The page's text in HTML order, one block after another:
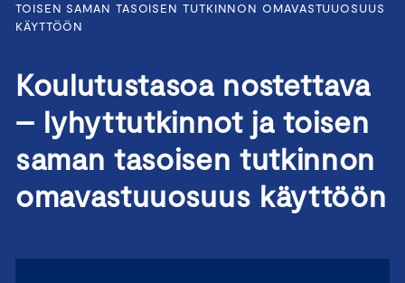
TOISEN SAMAN TASOISEN TUTKINNON OMAVASTUUOSUUS
KÄYTTÖÖN
Koulutustasoa nostettava
– lyhyttutkinnot ja toisen
saman tasoisen tutkinnon
omavastuuosuus käyttöön